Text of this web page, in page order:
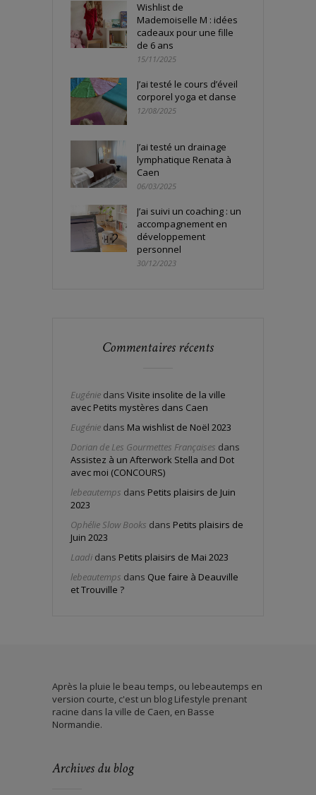
Wishlist de
Mademoiselle M : idées
cadeaux pour une fille
de 6 ans
15/11/2025
J’ai testé le cours d’éveil
corporel yoga et danse
12/08/2025
J’ai testé un drainage
lymphatique Renata à
Caen
06/03/2025
J’ai suivi un coaching : un
accompagnement en
développement
personnel
30/12/2023
Commentaires récents
Eugénie dans Visite insolite de la ville
avec Petits mystères dans Caen
Eugénie dans Ma wishlist de Noël 2023
Dorian de Les Gourmettes Françaises dans
Assistez à un Afterwork Stella and Dot
avec moi (CONCOURS)
lebeautemps dans Petits plaisirs de Juin
2023
Ophélie Slow Books dans Petits plaisirs de
Juin 2023
Laadi dans Petits plaisirs de Mai 2023
lebeautemps dans Que faire à Deauville
et Trouville ?
Après la pluie le beau temps, ou lebeautemps en
version courte, c'est un blog Lifestyle prenant
racine dans la ville de Caen, en Basse
Normandie.
Archives du blog